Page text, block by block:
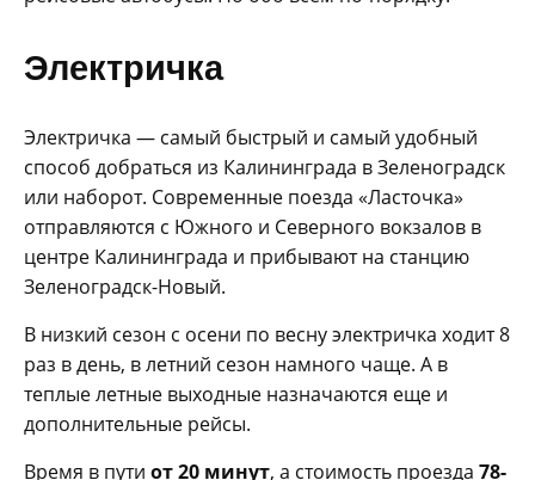
Электричка
Электричка — самый быстрый и самый удобный
способ добраться из Калининграда в Зеленоградск
или наборот. Современные поезда «Ласточка»
отправляются с Южного и Северного вокзалов в
центре Калининграда и прибывают на станцию
Зеленоградск-Новый.
В низкий сезон с осени по весну электричка ходит 8
раз в день, в летний сезон намного чаще. А в
теплые летные выходные назначаются еще и
дополнительные рейсы.
Время в пути от 20 минут, а стоимость проезда 78-